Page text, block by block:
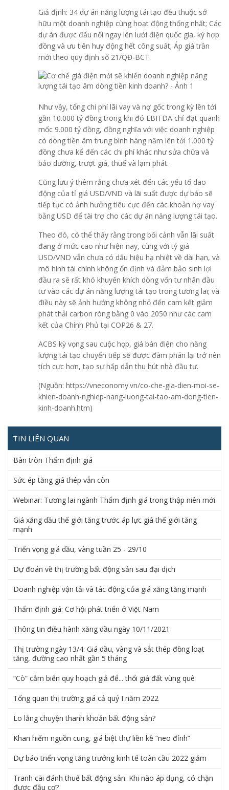
Giả định: 34 dự án năng lượng tái tạo đều thuộc sở
hữu một doanh nghiệp cùng hoạt động thống nhất; Các
dự án được đấu nối ngay lên lưới điện quốc gia, ký hợp
đồng và ưu tiên huy động hết công suất; Áp giá trần
mới theo quy định số 21/QĐ-BCT.
Như vậy, tổng chi phí lãi vay và nợ gốc trong kỳ lên tới
gần 10.000 tỷ đồng trong khi đó EBITDA chỉ đạt quanh
mốc 9.000 tỷ đồng, đồng nghĩa với việc doanh nghiệp
có dòng tiền âm trung bình hàng năm lên tới 1.000 tỷ
đồng chưa kể đến các chi phí khác như sửa chữa và
bảo dưỡng, trượt giá, thuế và lạm phát.
Cũng lưu ý thêm rằng chưa xét đến các yếu tố dao
động của tỉ giá USD/VND và lãi suất được dự báo sẽ
tiếp tục có ảnh hưởng tiêu cực đến các khoản nợ vay
bằng USD để tài trợ cho các dự án năng lượng tái tạo.
Theo đó, có thể thấy rằng trong bối cảnh vẫn lãi suất
đang ở mức cao như hiện nay, cùng với tỷ giá
USD/VND vẫn chưa có dấu hiệu hạ nhiệt về dài hạn, và
mô hình tài chính không ổn định và đảm bảo sinh lợi
đầu ra sẽ rất khó khuyến khích dòng vốn tư nhân đầu
tư vào các dự án năng lượng tái tạo trong tương lai; và
điều này sẽ ảnh hưởng không nhỏ đến cam kết giảm
phát thải carbon ròng bằng 0 vào 2050 như các cam
kết của Chính Phủ tại COP26 & 27.
ACBS kỳ vọng sau cuộc họp, giá bán điện cho năng
lượng tái tạo chuyển tiếp sẽ được đàm phán lại trở nên
tích cực hơn, tạo sự hấp dẫn thu hút nhà đầu tư.
(Nguồn: https://vneconomy.vn/co-che-gia-dien-moi-se-
khien-doanh-nghiep-nang-luong-tai-tao-am-dong-tien-
kinh-doanh.htm)
TIN LIÊN QUAN
Bàn tròn Thẩm định giá
Sức ép tăng giá thép vẫn còn
Webinar: Tương lai ngành Thẩm định giá trong thập niên mới
Giá xăng dầu thế giới tăng trước áp lực giá thế giới tăng
mạnh
Triển vọng giá dầu, vàng tuần 25 - 29/10
Dự đoán về thị trường bất động sản sau đại dịch
Doanh nghiệp vận tải và tác động của giá xăng tăng mạnh
Thẩm định giá: Cơ hội phát triển ở Việt Nam
Thông tin điều hành xăng dầu ngày 10/11/2021
Thị trường ngày 13/4: Giá dầu, vàng và sắt thép đồng loạt
tăng, đường cao nhất gần 5 tháng
“Cò” cắm biển quy hoạch giả để... thổi giá đất vùng quê
Tổng quan thị trường giá cả quý I năm 2022
Lo lắng chuyện thanh khoản bất động sản?
Khan hiếm nguồn cung, giá biệt thự liền kề “neo đỉnh”
Dự báo triển vọng tăng trưởng kinh tế toàn cầu 2022 giảm
Tranh cãi đánh thuế bất động sản: Khi nào áp dụng, có chặn
được đầu cơ?